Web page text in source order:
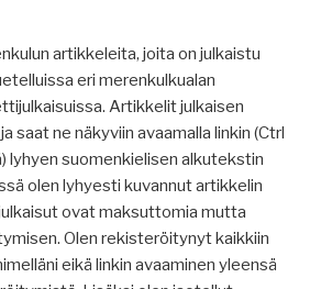
artikkeleita, joita on julkaistu
eri merenkulkualan
Artikkelit julkaisen
saat ne näkyviin avaamalla linkin (Ctrl
lyhyen suomenkielisen alkutekstin
olen lyhyesti kuvannut artikkelin
ovat maksuttomia mutta
Olen rekisteröitynyt kaikkiin
eikä linkin avaaminen yleensä